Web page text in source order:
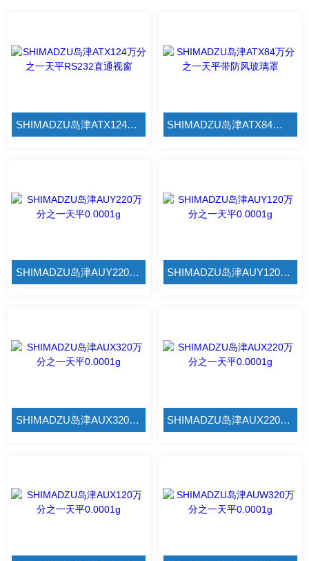
SHIMADZU岛津ATX124万分之一天平RS232直通视窗 SHIMADZU岛津ATX84万分之一天平带防风玻璃罩
SHIMADZU岛津AUY220万分之一天平0.0001g SHIMADZU岛津AUY120万分之一天平0.0001g
SHIMADZU岛津AUX320万分之一天平0.0001g SHIMADZU岛津AUX220万分之一天平0.0001g